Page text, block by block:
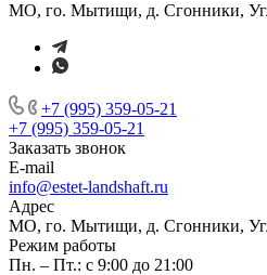
МО, го. Мытищи, д. Сгонники,
+7 (995) 359-05-21
+7 (995) 359-05-21
Заказать звонок
E-mail
info@estet-landshaft.ru
Адрес
МО, го. Мытищи, д. Сгонники,
Режим работы
Пн. – Пт.: с 9:00 до 21:00